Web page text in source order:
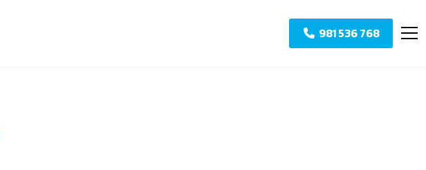
981 536 768